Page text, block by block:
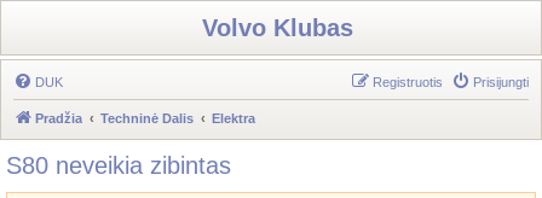
Volvo Klubas
DUK Prisijungti
Registruotis
Pradžia Techninė Dalis Elektra
S80 neveikia zibintas